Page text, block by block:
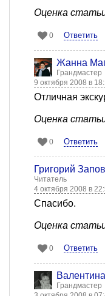
Оценка
0 Ответить
Жанна
Грандмастер
9 октября 2008 в
Отличная
Оценка
0 Ответить
Григорий Запов
Читатель
4 октября 2008 в
Спасибо.
Оценка
0 Ответить
Грандмастер